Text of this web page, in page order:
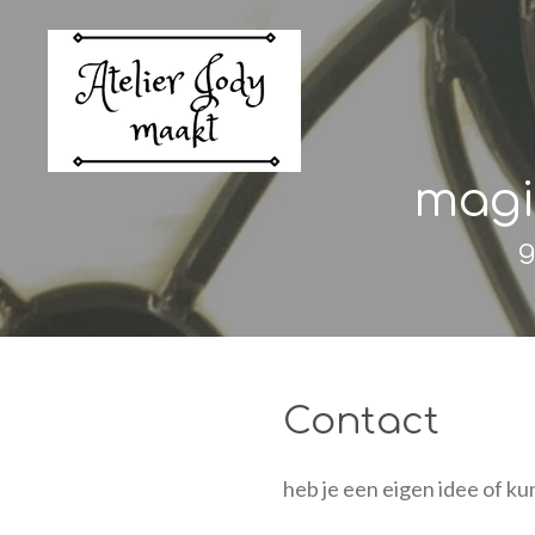
Contact
heb je een eigen idee of